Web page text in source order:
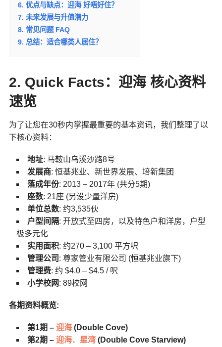
6. 优点与缺点：迎海 好唔好住？
7. 未来发展与升值潜力
8. 常见问题 FAQ
9. 总结：适合哪类人居住？
2. Quick Facts：迎海 核心资料
速览
为了让您在30秒内掌握最重要的基本资讯，我们整理了以
下核心资料：
地址: 马鞍山乌溪沙路8号
发展商: 恒基兆业、新世界发展、培新集团
落成年份: 2013 – 2017年 (共分5期)
座数: 21座 (另设少量洋房)
单位总数: 约3,535伙
户型间隔: 开放式至四房，以及特色户和洋房，户型
极多元化
实用面积: 约270 – 3,100 平方呎
管理公司 : 尊家管业有限公司 (恒基兆业旗下)
管理费: 约 $4.0 – $4.5 / 呎
小学校网: 89校网
各期资料概览:
第1期 – 迎海(Double Cove)
第2期 – 迎海．星湾(Double Cove Starview)